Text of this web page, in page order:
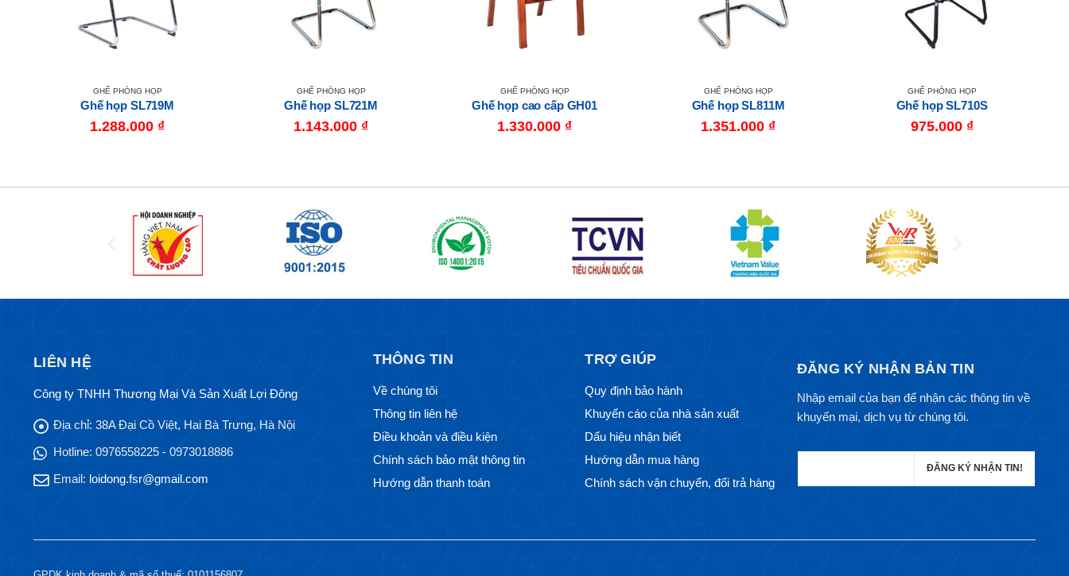
GHẾ PHÒNG HỌP
Ghế họp SL719M
1.288.000 ₫
GHẾ PHÒNG HỌP
Ghế họp SL721M
1.143.000 ₫
GHẾ PHÒNG HỌP
Ghế họp cao cấp GH01
1.330.000 ₫
GHẾ PHÒNG HỌP
Ghế họp SL811M
1.351.000 ₫
GHẾ PHÒNG HỌP
Ghế họp SL710S
975.000 ₫
LIÊN HỆ
Công ty TNHH Thương Mại Và Sản Xuất Lợi Đông
Địa chỉ: 38A Đại Cồ Việt, Hai Bà Trưng, Hà Nội
Hotline: 0976558225 - 0973018886
Email: loidong.fsr@gmail.com
THÔNG TIN
Về chúng tôi
Thông tin liên hệ
Điều khoản và điều kiện
Chính sách bảo mật thông tin
Hướng dẫn thanh toán
TRỢ GIÚP
Quy định bảo hành
Khuyến cáo của nhà sản xuất
Dấu hiệu nhận biết
Hướng dẫn mua hàng
Chính sách vận chuyển, đổi trả hàng
ĐĂNG KÝ NHẬN BẢN TIN
Nhập email của bạn để nhận các thông tin về
khuyến mại, dịch vụ từ chúng tôi.